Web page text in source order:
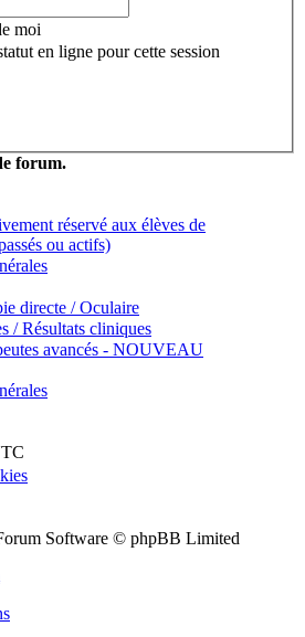
moi
en ligne pour cette session
forum.
réservé aux élèves de
ou actifs)
directe / Oculaire
/ Résultats cliniques
avancés - NOUVEAU
Software © phpBB Limited